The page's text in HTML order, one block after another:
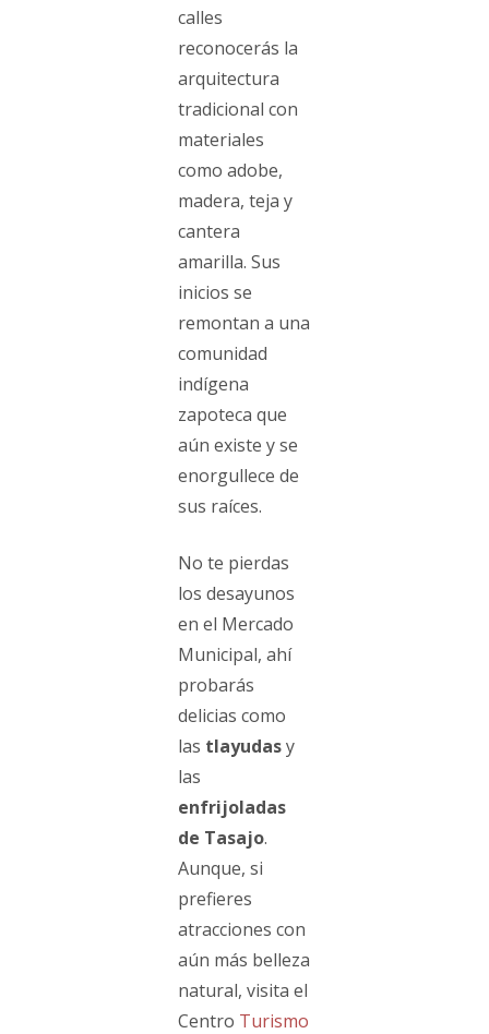
calles
reconocerás la
arquitectura
tradicional con
materiales
como adobe,
madera, teja y
cantera
amarilla. Sus
inicios se
remontan a una
comunidad
indígena
zapoteca que
aún existe y se
enorgullece de
sus raíces.
No te pierdas
los desayunos
en el Mercado
Municipal, ahí
probarás
delicias como
las tlayudasy
las
enfrijoladas
de Tasajo.
Aunque, si
prefieres
atracciones con
aún más belleza
natural, visita el
Centro Turismo